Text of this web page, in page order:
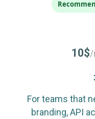
10$/
For teams that
branding, API